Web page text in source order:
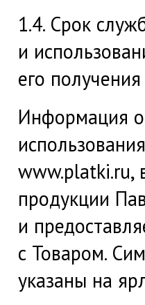
1.4. Срок
и
его
Информация
www.platki.ru,
продукции
и
с Товаром.
указаны на